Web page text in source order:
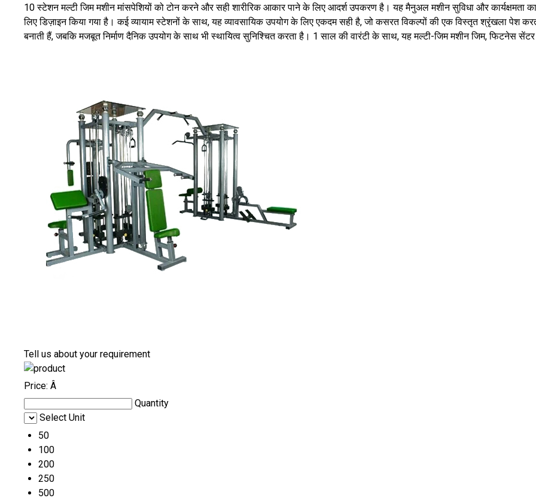
10 स्टेशन मल्टी जिम मशीन मांसपेशियों को टोन करने और सही शारीरिक आकार पाने के लिए आदर्श उपकरण है। यह मैनुअल मशीन सुविधा और कार्यक्षमता
लिए डिज़ाइन किया गया है। कई व्यायाम स्टेशनों के साथ, यह व्यावसायिक उपयोग के लिए एकदम सही है, जो कसरत विकल्पों की एक विस्तृत श्रृंखला पेश
बनाती हैं, जबकि मजबूत निर्माण दैनिक उपयोग के साथ भी स्थायित्व सुनिश्चित करता है। 1 साल की वारंटी के साथ, यह मल्टी-जिम मशीन जिम, फिटनेस
Tell us about your requirement
Price: Â
Quantity
Select Unit
50
100
200
250
500